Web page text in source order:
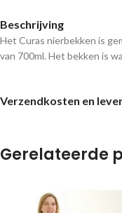
Beschrijving
Het Curas nierbekken is
van 700ml. Het bekken is
Verzendkosten en
Gerelateerde